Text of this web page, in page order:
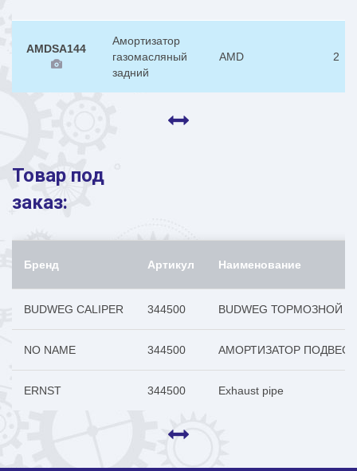
AMDSA144
Амортизатор
газомасляный
задний
AMD 2
Товар под
заказ:
Бренд Артикул Наименование
BUDWEG CALIPER 344500 BUDWEG ТОРМОЗНОЙ
NO NAME 344500 АМОРТИЗАТОР
ERNST 344500 Exhaust pipe